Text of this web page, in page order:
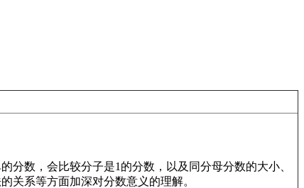
数，会比较分子是1的分数，以及同分母分数的大小、
关系等方面加深对分数意义的理解。